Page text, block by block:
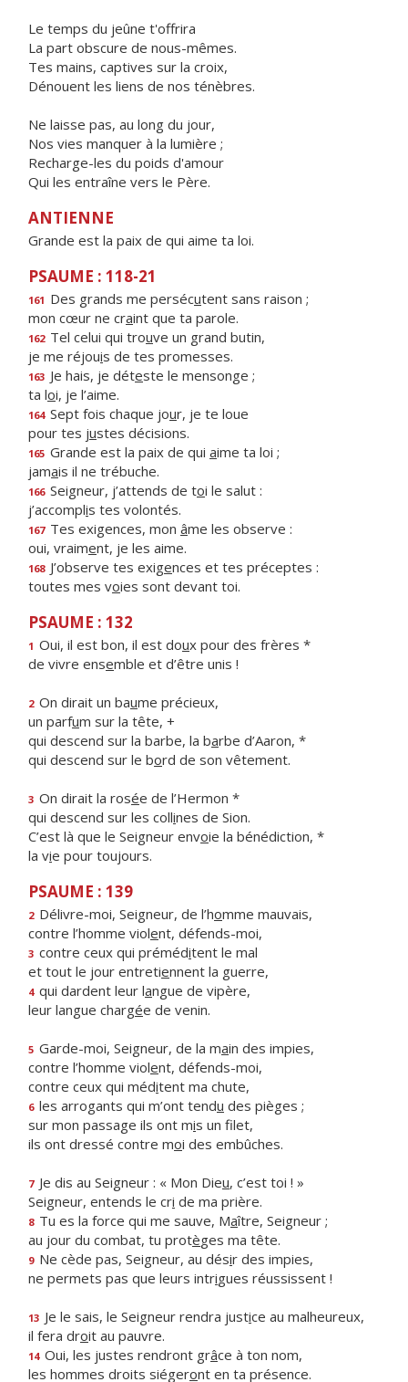
Le temps du jeûne t'offrira
La part obscure de nous-mêmes.
Tes mains, captives sur la croix,
Dénouent les liens de nos ténèbres.
Ne laisse pas, au long du jour,
Nos vies manquer à la lumière ;
Recharge-les du poids d'amour
Qui les entraîne vers le Père.
ANTIENNE
Grande est la paix de qui aime ta loi.
PSAUME : 118-21
161 Des grands me persécutent sans raison ;
mon cœur ne craint que ta parole.
162 Tel celui qui trouve un grand butin,
je me réjouis de tes promesses.
163 Je hais, je déteste le mensonge ;
ta loi, je l’aime.
164 Sept fois chaque jour, je te loue
pour tes justes décisions.
165 Grande est la paix de qui aime ta loi ;
jamais il ne trébuche.
166 Seigneur, j’attends de toi le salut :
j’accomplis tes volontés.
167 Tes exigences, mon âme les observe :
oui, vraiment, je les aime.
168 J’observe tes exigences et tes préceptes :
toutes mes voies sont devant toi.
PSAUME : 132
1 Oui, il est bon, il est doux pour des frères *
de vivre ensemble et d’être unis !
2 On dirait un baume précieux,
un parfum sur la tête, +
qui descend sur la barbe, la barbe d’Aaron, *
qui descend sur le bord de son vêtement.
3 On dirait la rosée de l’Hermon *
qui descend sur les collines de Sion.
C’est là que le Seigneur envoie la bénédiction, *
la vie pour toujours.
PSAUME : 139
2 Délivre-moi, Seigneur, de l’homme mauvais,
contre l’homme violent, défends-moi,
3 contre ceux qui préméditent le mal
et tout le jour entretiennent la guerre,
4 qui dardent leur langue de vipère,
leur langue chargée de venin.
5 Garde-moi, Seigneur, de la main des impies,
contre l’homme violent, défends-moi,
contre ceux qui méditent ma chute,
6 les arrogants qui m’ont tendu des pièges ;
sur mon passage ils ont mis un filet,
ils ont dressé contre moi des embûches.
7 Je dis au Seigneur : « Mon Dieu, c’est toi ! »
Seigneur, entends le cri de ma prière.
8 Tu es la force qui me sauve, Maître, Seigneur ;
au jour du combat, tu protèges ma tête.
9 Ne cède pas, Seigneur, au désir des impies,
ne permets pas que leurs intrigues réussissent !
13 Je le sais, le Seigneur rendra justice au malheureux,
il fera droit au pauvre.
14 Oui, les justes rendront grâce à ton nom,
les hommes droits siégeront en ta présence.